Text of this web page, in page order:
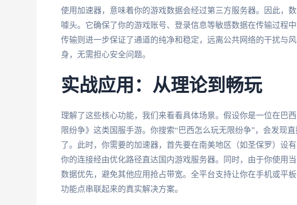
使用加速器，意味着你的游戏数据会经过第三方服务器。因此，
噱头。它确保了你的游戏账号、登录信息等敏感数据在传输过程
传输则进一步保证了通道的纯净和稳定，远离公共网络的干扰与
身，无需担心安全问题。
实战应用：从理论到畅玩
理解了这些核心功能，我们来看看具体场景。假设你是一位在巴
限纷争》这类国服手游。你搜索“巴西怎么玩无限纷争”，会发现
了。此时，你需要的加速器，首先要在南美地区（如圣保罗）设
你的连接经由优化路径直达国内游戏服务器。同时，由于你使用
数据优先，避免其他应用抢占带宽。全平台支持让你在手机或平
功能点串联起来的真实解决方案。